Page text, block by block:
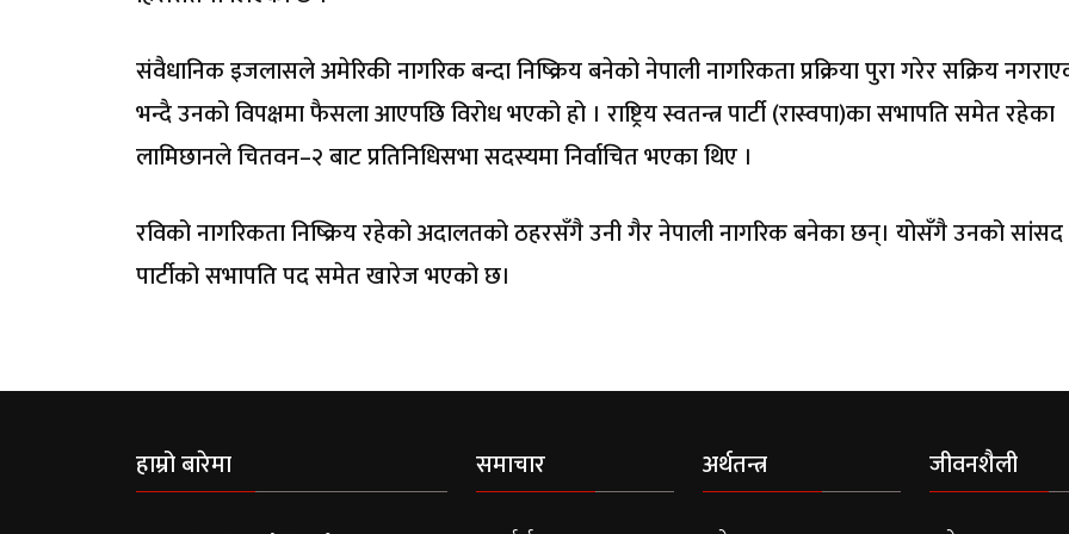
संवैधानिक इजलासले अमेरिकी नागरिक बन्दा निष्क्रिय बनेको नेपाली नागरिकता प्रक्रिया पुरा गरेर सक्रिय
भन्दै उनको विपक्षमा फैसला आएपछि विरोध भएको हो । राष्ट्रिय स्वतन्त्र पार्टी (रास्वपा)का सभापति समेत रहेका
लामिछानले चितवन–२ बाट प्रतिनिधिसभा सदस्यमा निर्वाचित भएका थिए ।
रविको नागरिकता निष्क्रिय रहेको अदालतको ठहरसँगै उनी गैर नेपाली नागरिक बनेका छन्। योसँगै उनको
पार्टीको सभापति पद समेत खारेज भएको छ।
हाम्रो बारेमा समाचार अर्थतन्त्र जीवनशैली